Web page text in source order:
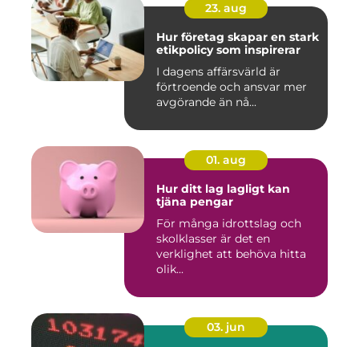
23. aug
Hur företag skapar en stark
etikpolicy som inspirerar
I dagens affärsvärld är
förtroende och ansvar mer
avgörande än nå...
01. aug
Hur ditt lag lagligt kan
tjäna pengar
För många idrottslag och
skolklasser är det en
verklighet att behöva hitta
olik...
03. jun